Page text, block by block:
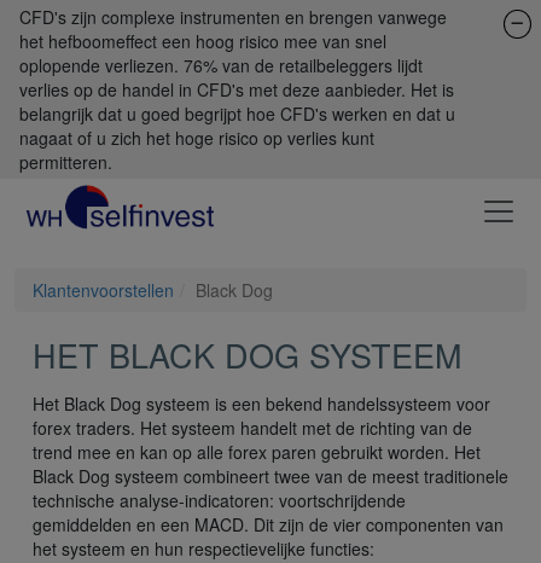
CFD's zijn complexe instrumenten en brengen vanwege
het hefboomeffect een hoog risico mee van snel
oplopende verliezen. 76% van de retailbeleggers lijdt
verlies op de handel in CFD's met deze aanbieder. Het is
belangrijk dat u goed begrijpt hoe CFD's werken en dat u
nagaat of u zich het hoge risico op verlies kunt
permitteren.
Klantenvoorstellen Black Dog
HET BLACK DOG SYSTEEM
Het Black Dog systeem is een bekend handelssysteem voor
forex traders. Het systeem handelt met de richting van de
trend mee en kan op alle forex paren gebruikt worden. Het
Black Dog systeem combineert twee van de meest traditionele
technische analyse-indicatoren: voortschrijdende
gemiddelden en een MACD. Dit zijn de vier componenten van
het systeem en hun respectievelijke functies: